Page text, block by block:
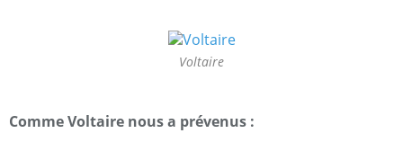
Voltaire
Comme Voltaire nous a prévenus :